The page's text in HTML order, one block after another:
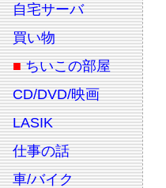
自宅サーバ
買い物
■ ちいこの部屋
CD/DVD/映画
LASIK
仕事の話
車/バイク